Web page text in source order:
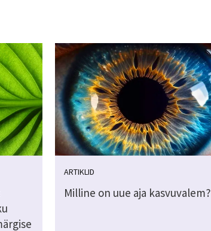
ARTIKLID
Milline on uue aja kasvuvalem?